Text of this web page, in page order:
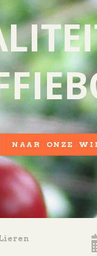
NAAR ONZE